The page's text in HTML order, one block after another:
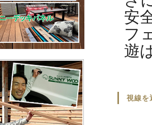
安
フ
遊
視線を